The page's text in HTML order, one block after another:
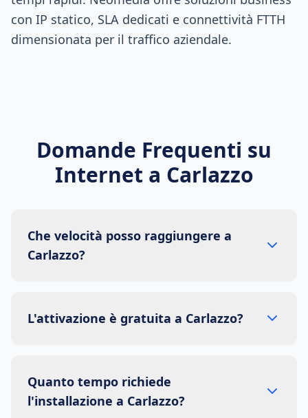
con IP statico, SLA dedicati e connettività FTTH
dimensionata per il traffico aziendale.
Domande Frequenti su
Internet a Carlazzo
Che velocità posso raggiungere a
Carlazzo?
L'attivazione è gratuita a Carlazzo?
Quanto tempo richiede
l'installazione a Carlazzo?